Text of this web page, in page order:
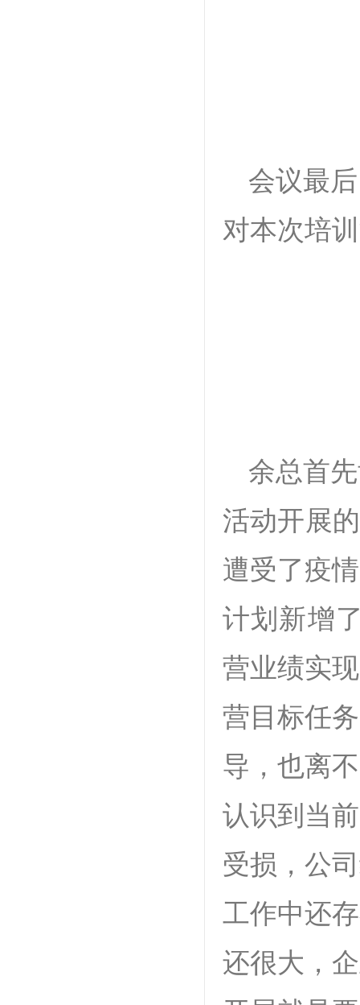
会议最
对本次培
余总首
活动开展
遭受了疫
计划新增
营业绩实
营目标任
导，也离
认识到当
受损，公
工作中还
还很大，